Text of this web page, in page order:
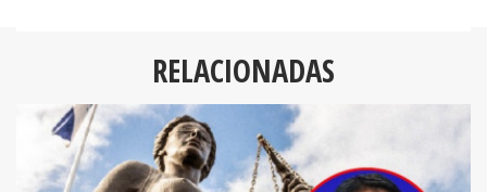
RELACIONADAS